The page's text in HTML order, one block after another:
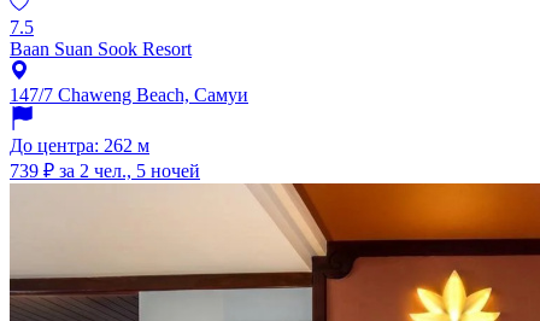
7.5
Baan Suan Sook Resort
147/7 Chaweng Beach, Самуи
До центра: 262 м
739 ₽ за 2 чел., 5 ночей